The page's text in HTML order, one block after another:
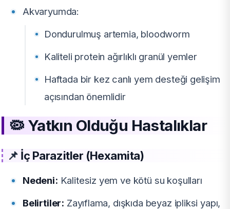
Akvaryumda:
Dondurulmuş artemia, bloodworm
Kaliteli protein ağırlıklı granül yemler
Haftada bir kez canlı yem desteği gelişim
açısından önemlidir
🦠 Yatkın Olduğu Hastalıklar
📌 İç Parazitler (Hexamita)
Nedeni: Kalitesiz yem ve kötü su koşulları
Belirtiler: Zayıflama, dışkıda beyaz ipliksi yapı,